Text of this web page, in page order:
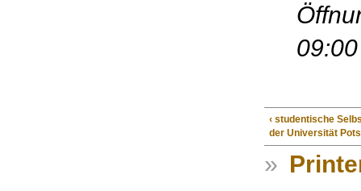
‹ studentische
der Universität
»